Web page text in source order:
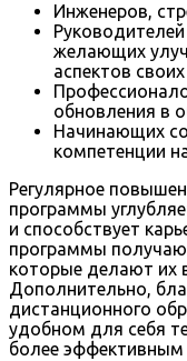
Инженеров,
желающих
аспектов
обновления в
Начинающих
компетенции
Регулярное
программы
и способствует
программы
которые делают их
Дополнительно,
дистанционного
удобном для себя
более